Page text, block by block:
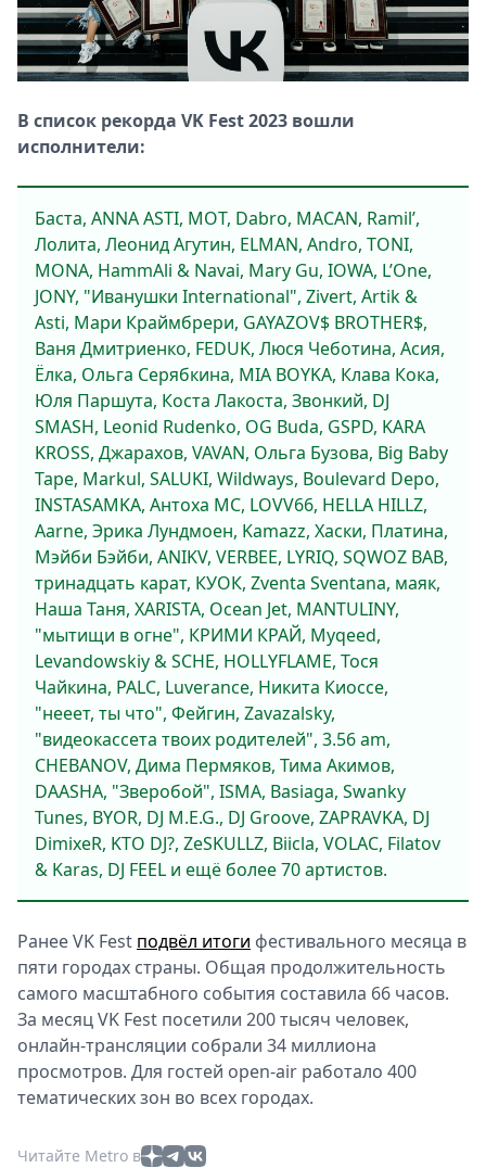
В список рекорда VK Fest 2023 вошли
исполнители:
Баста, ANNA ASTI, МОТ, Dabro, MACAN, Ramil’,
Лолита, Леонид Агутин, ELMAN, Andro, TONI,
MONA, HammAli & Navai, Mary Gu, IOWA, L’One,
JONY, "Иванушки International", Zivert, Artik &
Asti, Мари Краймбрери, GAYAZOV$ BROTHER$,
Ваня Дмитриенко, FEDUK, Люся Чеботина, Асия,
Ёлка, Ольга Серябкина, MIA BOYKA, Клава Кока,
Юля Паршута, Коста Лакоста, Звонкий, DJ
SMASH, Leonid Rudenko, OG Buda, GSPD, KARA
KROSS, Джарахов, VAVAN, Ольга Бузова, Big Baby
Tape, Markul, SALUKI, Wildways, Boulevard Depo,
INSTASAMKA, Антоха МС, LOVV66, HELLA HILLZ,
Aarne, Эрика Лундмоен, Kamazz, Хаски, Платина,
Мэйби Бэйби, ANIKV, VERBEE, LYRIQ, SQWOZ BAB,
тринадцать карат, КУОК, Zventa Sventana, маяк,
Наша Таня, XARISTA, Ocean Jet, MANTULINY,
"мытищи в огне", КРИМИ КРАЙ, Myqeed,
Levandowskiy & SCHE, HOLLYFLAME, Тося
Чайкина, PALC, Luverance, Никита Киоссе,
"нееет, ты что", Фейгин, Zavazalsky,
"видеокассета твоих родителей", 3.56 am,
CHEBANOV, Дима Пермяков, Тима Акимов,
DAASHA, "Зверобой", ISMA, Basiaga, Swanky
Tunes, BYOR, DJ M.E.G., DJ Groove, ZAPRAVKA, DJ
DimixeR, KTO DJ?, ZeSKULLZ, Biicla, VOLAC, Filatov
& Karas, DJ FEEL и ещё более 70 артистов.
Ранее VK Fest подвёл итоги фестивального месяца в
пяти городах страны. Общая продолжительность
самого масштабного события составила 66 часов.
За месяц VK Fest посетили 200 тысяч человек,
онлайн-трансляции собрали 34 миллиона
просмотров. Для гостей open-air работало 400
тематических зон во всех городах.
Читайте Metro в